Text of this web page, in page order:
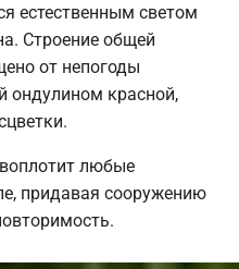
естественным светом
Строение общей
от непогоды
ондулином красной,
любые
придавая сооружению